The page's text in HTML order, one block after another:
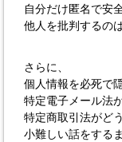
自分だけ匿名で安
他人を批判するの
さらに、
個人情報を必死で
特定電子メール法
特定商取引法がど
小難しい話をする